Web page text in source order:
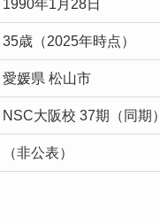
1990年1月28日
35歳（2025年時点）
愛媛県 松山市
NSC大阪校 37期（同期）
（非公表）